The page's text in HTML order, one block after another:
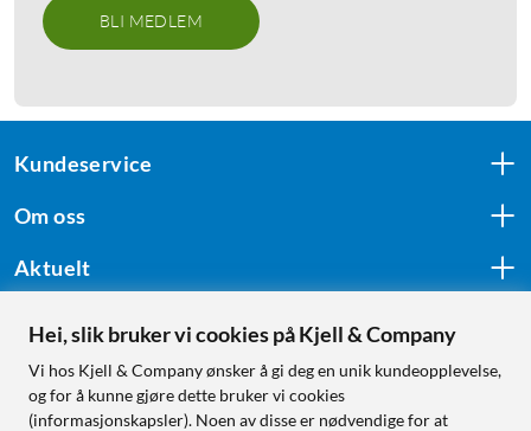
BLI MEDLEM
Kundeservice
Om oss
Aktuelt
Følg oss
Hei, slik bruker vi cookies på Kjell & Company
Vi hos Kjell & Company ønsker å gi deg en unik kundeopplevelse,
og for å kunne gjøre dette bruker vi cookies
(informasjonskapsler). Noen av disse er nødvendige for at